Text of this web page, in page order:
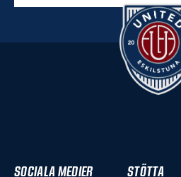
SOCIALA MEDIER STÖTTA